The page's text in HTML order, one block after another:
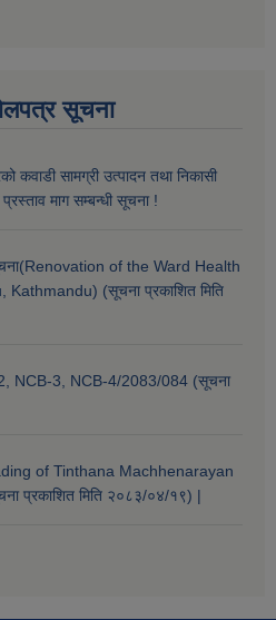
सूचना
कवाडी सामग्री उत्पादन तथा निकासी
माग सम्बन्धी सूचना !
of the Ward Health
(सूचना प्रकाशित मिति
2, NCB-3, NCB-4/2083/084 (सूचना
of Tinthana Machhenarayan
प्रकाशित मिति २०८३/०४/१९) |